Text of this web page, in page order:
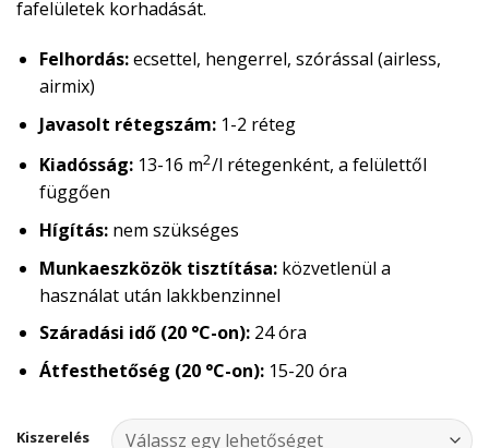
fafelületek korhadását.
Felhordás:ecsettel, hengerrel, szórással (airless,
airmix)
Javasolt rétegszám: 1-2 réteg
Kiadósság: 13-16 m2/l rétegenként, a felülettől
függően
Hígítás: nem szükséges
Munkaeszközök tisztítása:közvetlenül a
használat után lakkbenzinnel
Száradási idő (20 °C-on): 24 óra
Átfesthetőség (20 °C-on):15-20 óra
Kiszerelés